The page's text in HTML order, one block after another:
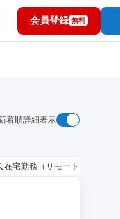
会員登録 無料
着順詳細表示
在宅勤務（リモートワーク）OK